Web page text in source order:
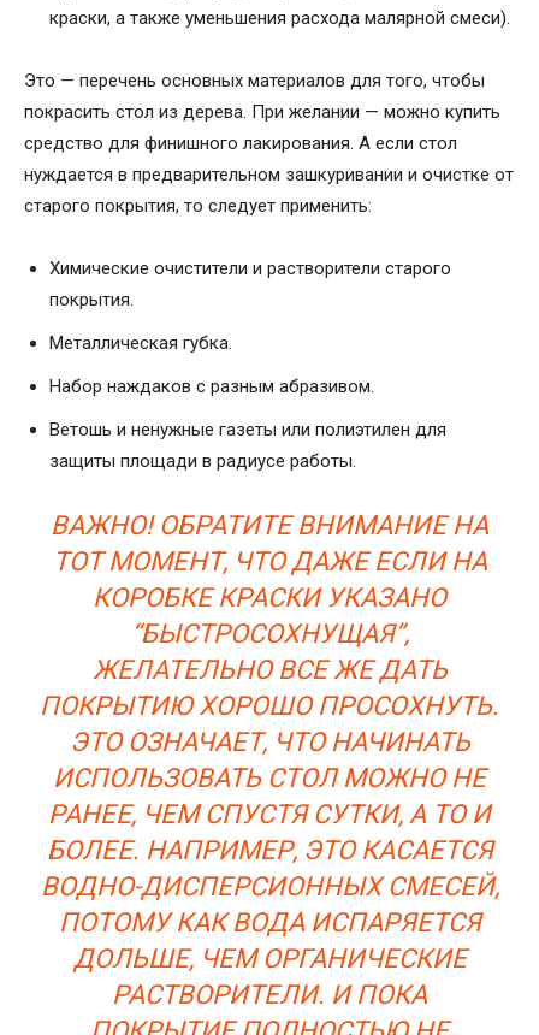
краски, а также уменьшения расхода малярной смеси).
Это — перечень основных материалов для того, чтобы
покрасить стол из дерева. При желании — можно купить
средство для финишного лакирования. А если стол
нуждается в предварительном зашкуривании и очистке от
старого покрытия, то следует применить:
Химические очистители и растворители старого
покрытия.
Металлическая губка.
Набор наждаков с разным абразивом.
Ветошь и ненужные газеты или полиэтилен для
защиты площади в радиусе работы.
ВАЖНО! ОБРАТИТЕ ВНИМАНИЕ НА
ТОТ МОМЕНТ, ЧТО ДАЖЕ ЕСЛИ НА
КОРОБКЕ КРАСКИ УКАЗАНО
“БЫСТРОСОХНУЩАЯ”,
ЖЕЛАТЕЛЬНО ВСЕ ЖЕ ДАТЬ
ПОКРЫТИЮ ХОРОШО ПРОСОХНУТЬ.
ЭТО ОЗНАЧАЕТ, ЧТО НАЧИНАТЬ
ИСПОЛЬЗОВАТЬ СТОЛ МОЖНО НЕ
РАНЕЕ, ЧЕМ СПУСТЯ СУТКИ, А ТО И
БОЛЕЕ. НАПРИМЕР, ЭТО КАСАЕТСЯ
ВОДНО-ДИСПЕРСИОННЫХ СМЕСЕЙ,
ПОТОМУ КАК ВОДА ИСПАРЯЕТСЯ
ДОЛЬШЕ, ЧЕМ ОРГАНИЧЕСКИЕ
РАСТВОРИТЕЛИ. И ПОКА